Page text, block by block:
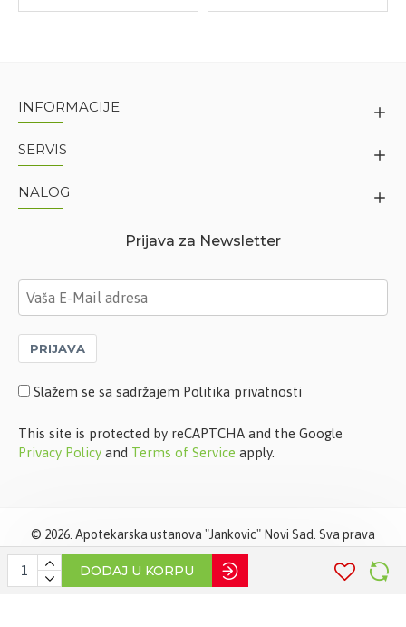
DODAJ U KORPU
INFORMACIJE
SERVIS
NALOG
Prijava za Newsletter
PRIJAVA
Slažem se sa sadržajem Politika privatnosti
This site is protected by reCAPTCHA and the Google
Privacy Policy and Terms of Service apply.
© 2026. Apotekarska ustanova "Jankovic" Novi Sad. Sva prava
zadržana. Softverska izradaSTIV Solutions